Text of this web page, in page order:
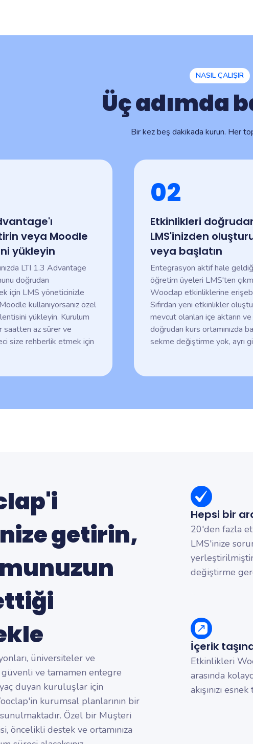
NASIL ÇALIŞIR
Üç adımda
Bir kez beş dakikada kurun. Her
veya Moodle
yükleyin
LTI 1.3 Advantage
doğrudan
için LMS yöneticinizle
kullanıyorsanız özel
yükleyin. Kurulum
saatten az sürer ve
size rehberlik etmek için
02
Etkinlikleri
LMS'inizden
veya başlatın
Entegrasyon aktif hale
öğretim üyeleri LMS'ten
Wooclap etkinliklerine
Sıfırdan yeni etkinlikler
mevcut olanları içe aktarın ve
doğrudan kurs ortamınızda
sekme değiştirme yok, ayrı
getirin,
üniversiteler ve
ve tamamen entegre
duyan kuruluşlar için
kurumsal planlarının bir
Özel bir Müşteri
öncelikli destek ve ortamınıza
Hepsi bir
20'den fazla
LMS'inize
değiştirme
İçerik
Etkinlikleri
arasında
akışınızı